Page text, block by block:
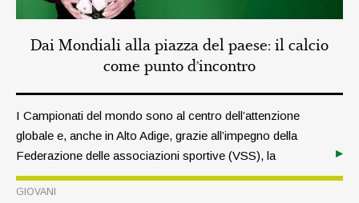
Dai Mondiali alla piazza del paese: il calcio
come punto d’incontro
I Campionati del mondo sono al centro dell’attenzione
globale e, anche in Alto Adige, grazie all’impegno della
Federazione delle associazioni sportive (VSS), la
passione per il calcio viene vissuta con entusiasmo. In
un’intervista con Armin Kager, responsabile di questo
GIOVANI